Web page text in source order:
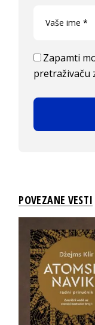
Zapamti
pretraživaču
POVEZANE VESTI